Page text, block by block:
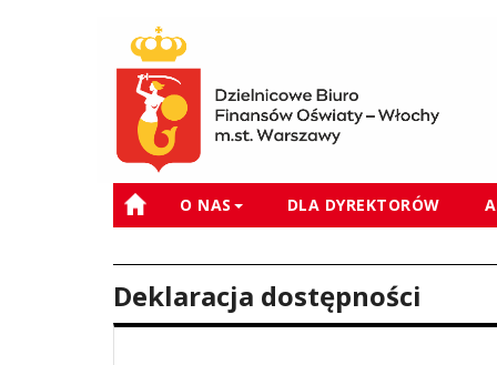
O NAS DLA DYREKTORÓW
Deklaracja dostępności